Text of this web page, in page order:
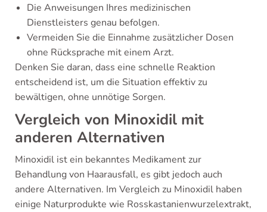
Die Anweisungen Ihres medizinischen
Dienstleisters genau befolgen.
Vermeiden Sie die Einnahme zusätzlicher Dosen
ohne Rücksprache mit einem Arzt.
Denken Sie daran, dass eine schnelle Reaktion
entscheidend ist, um die Situation effektiv zu
bewältigen, ohne unnötige Sorgen.
Vergleich von Minoxidil mit
anderen Alternativen
Minoxidil ist ein bekanntes Medikament zur
Behandlung von Haarausfall, es gibt jedoch auch
andere Alternativen. Im Vergleich zu Minoxidil haben
einige Naturprodukte wie Rosskastanienwurzelextrakt,